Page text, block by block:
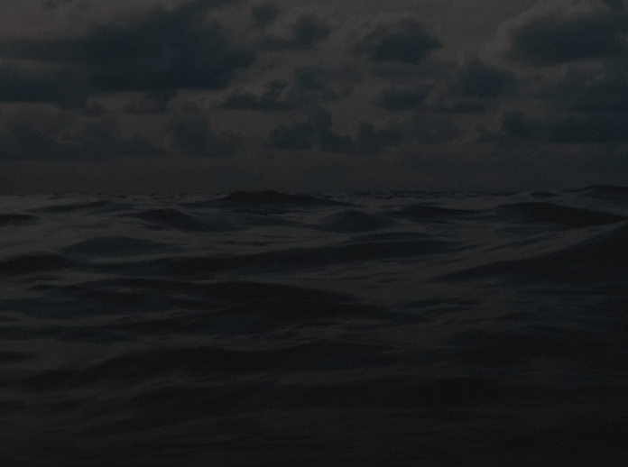
Souhaitez-vous en savoir plus sur les avantages et les
prime unique ? N'hésitez pas à nous contacter à
85 15. Nous comprenons que c'est un sujet important
source fiable de connaissances et de conseils.